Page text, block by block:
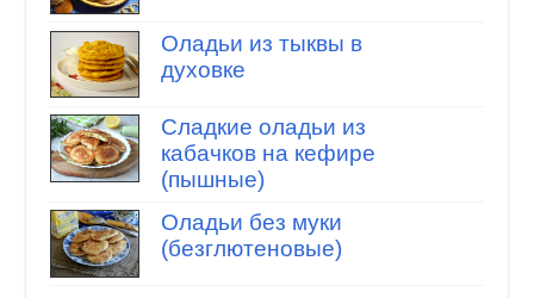
Оладьи из тыквы в
духовке
Сладкие оладьи из
кабачков на кефире
(пышные)
Оладьи без муки
(безглютеновые)